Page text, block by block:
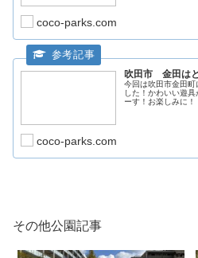
coco-parks.com
吹田市 金田は
今回は吹田市金田町
した！かわいい遊
ーす！お楽しみに
coco-parks.com
その他公園記事